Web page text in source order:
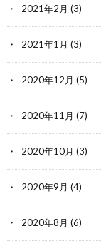
2021年2月 (3)
2021年1月 (3)
2020年12月 (5)
2020年11月 (7)
2020年10月 (3)
2020年9月 (4)
2020年8月 (6)